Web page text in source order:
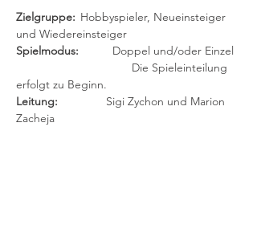
Zielgruppe:
und Wiedereinsteiger
Spielmodus:
Doppel und/oder Einzel
erfolgt zu Beginn.
Sigi Zychon und Marion
Zacheja